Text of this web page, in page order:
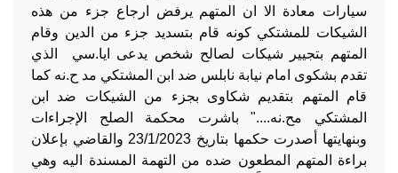
سيارات معادة الا ان المتهم يرفض ارجاع جزء من هذه
الشيكات للمشتكي كونه قام بتسديد جزء من الدين وقام
المتهم بتجيير شيكات لصالح شخص يدعى ايا.سي الذي
تقدم بشكوى امام نيابة نابلس ضد ابن المشتكي مد ح.نه كما
قام المتهم بتقديم شكاوى بجزء من الشيكات ضد ابن
المشتكي مح.نه...." باشرت محكمة الصلح الإجراءات
وبنهايتها أصدرت حكمها بتاريخ 23/1/2023 والقاضي بإعلان
براءة المتهم المطعون ضده من التهمة المسندة اليه وهي